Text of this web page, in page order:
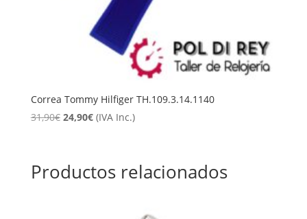
Correa Tommy Hilfiger TH.109.3.14.1140
31,90€ El
era:
31,90€.
24,90€El
es:
24,90€.
(IVA Inc.)
Productos relacionados